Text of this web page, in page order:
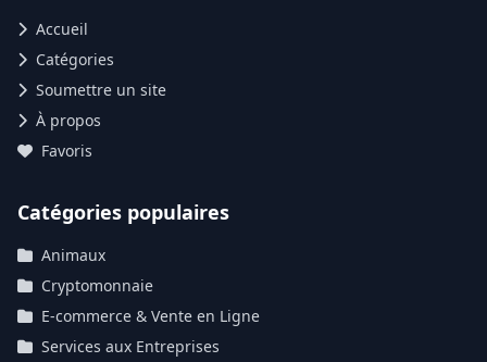
Accueil
Catégories
Soumettre un site
À propos
Favoris
Catégories populaires
Animaux
Cryptomonnaie
E-commerce & Vente en Ligne
Services aux Entreprises